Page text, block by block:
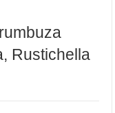
Rustichella